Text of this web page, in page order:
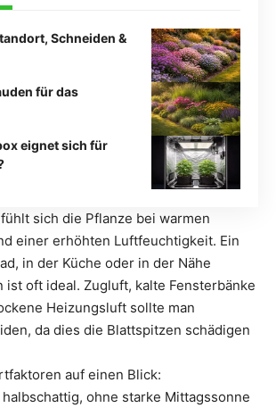
Schneiden &
für das
eignet sich für
sich die Pflanze bei warmen
einer erhöhten Luftfeuchtigkeit. Ein
in der Küche oder in der Nähe
ist oft ideal. Zugluft, kalte Fensterbänke
Heizungsluft sollte man
da dies die Blattspitzen schädigen
auf einen Blick:
ohne starke Mittagssonne